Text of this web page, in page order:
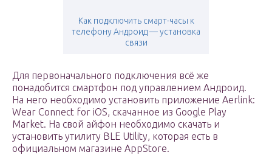
Как подключить смарт-часы к
телефону Андроид — установка
связи
Для первоначального подключения всё же
понадобится смартфон под управлением Андроид.
На него необходимо установить приложение Aerlink:
Wear Connect for iOS, скачанное из Google Play
Market. На свой айфон необходимо скачать и
установить утилиту BLE Utility, которая есть в
официальном магазине AppStore.